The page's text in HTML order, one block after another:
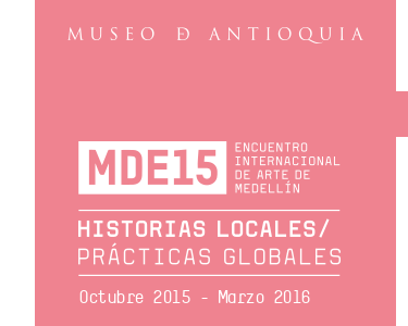
Octubre 2015 - Marzo 2016